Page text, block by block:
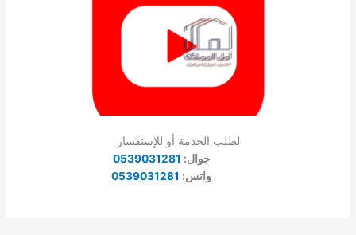
لطلب الخدمة أو للإستفسار
جوال: 0539031281
واتس: 0539031281